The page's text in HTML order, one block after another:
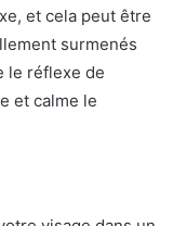
et cela peut être
surmenés
le réflexe de
et calme le